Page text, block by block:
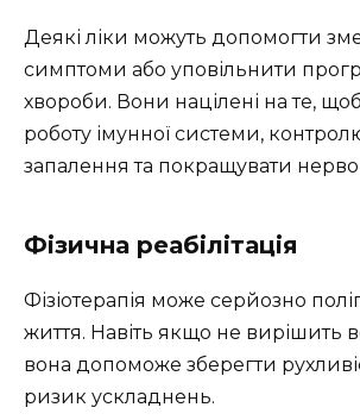
Деякі ліки можуть допомогти
симптоми або уповільнити
хвороби. Вони націлені на те,
роботу імунної системи,
запалення та покращувати
Фізична реабілітація
Фізіотерапія може серйозно
життя. Навіть якщо не вирішить
вона допоможе зберегти
ризик ускладнень.